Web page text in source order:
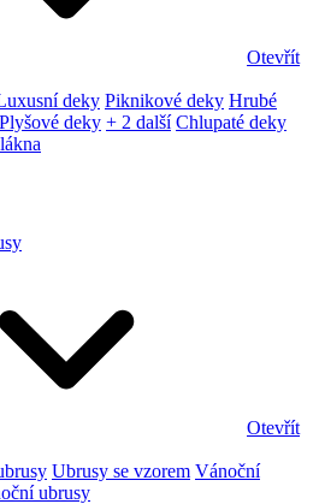
Otevřít
deky Piknikové deky Hrubé
Plyšové deky + 2 další Chlupaté deky
Otevřít
Ubrusy se vzorem Vánoční
ubrusy